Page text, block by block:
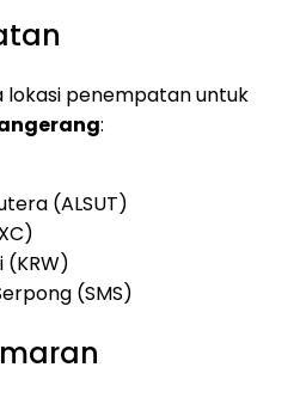
penempatan untuk
:
(ALSUT)
(KRW)
(SMS)